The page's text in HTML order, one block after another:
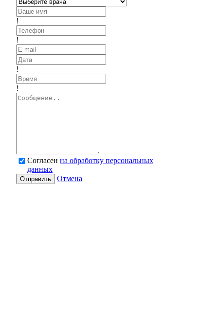
!
!
!
!
Согласен на обработку персональных
данных
Отправить Отмена